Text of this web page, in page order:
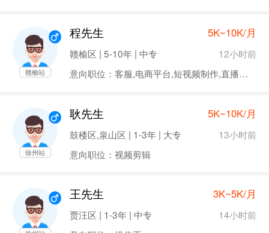
赣榆站
程先生 5K~10K/月
赣榆区 | 5-10年 | 中专
12小时前
意向职位：客服,电商平台,短视频制作,直播相关,内容运营
徐州站
耿先生 5K~10K/月
鼓楼区,泉山区 | 1-3年 | 大专
13小时前
意向职位：视频剪辑
王先生 3K~5K/月
贾汪区 | 1-3年 | 中专
14小时前